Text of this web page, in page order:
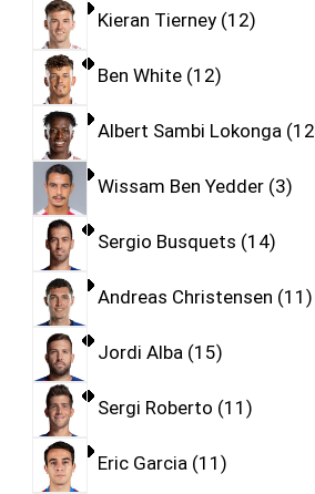
Kieran Tierney 12
Ben White 12
Albert Sambi Lokonga 12
Wissam Ben Yedder 3
Sergio Busquets 14
Andreas Christensen 11
Jordi Alba 15
Sergi Roberto 11
Eric Garcia 11